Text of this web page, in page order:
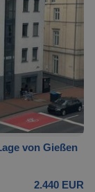
von Gießen
2.440 EUR